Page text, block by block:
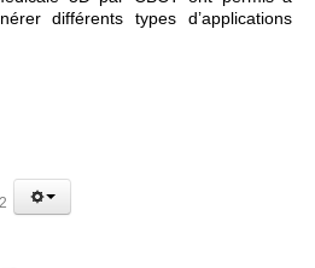
différents types d’applications